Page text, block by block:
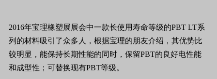
2016年宝理橡塑展展会中一款长使用寿命等级的PBT LT系
列的材料吸引了众多人，根据宝理的朋友介绍，其优势比
较明显，能保持长期性能的同时，保留PBT的良好电性能
和成型性；可替换现有PBT等级。